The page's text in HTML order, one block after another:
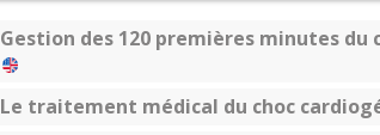
Gestion des 120 premières minutes
Le traitement médical du choc